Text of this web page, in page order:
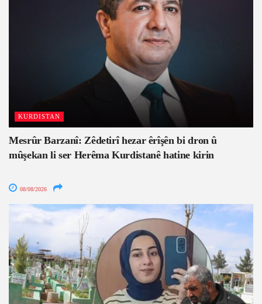
KURDISTAN
Mesrûr Barzanî: Zêdetirî hezar êrîşên bi dron û
mûşekan li ser Herêma Kurdistanê hatine kirin
08/08/2026